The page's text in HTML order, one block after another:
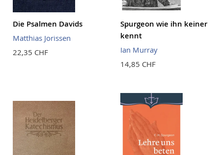
Die Psalmen Davids
Matthias Jorissen
22,35 CHF
Spurgeon wie ihn keiner
kennt
Ian Murray
14,85 CHF